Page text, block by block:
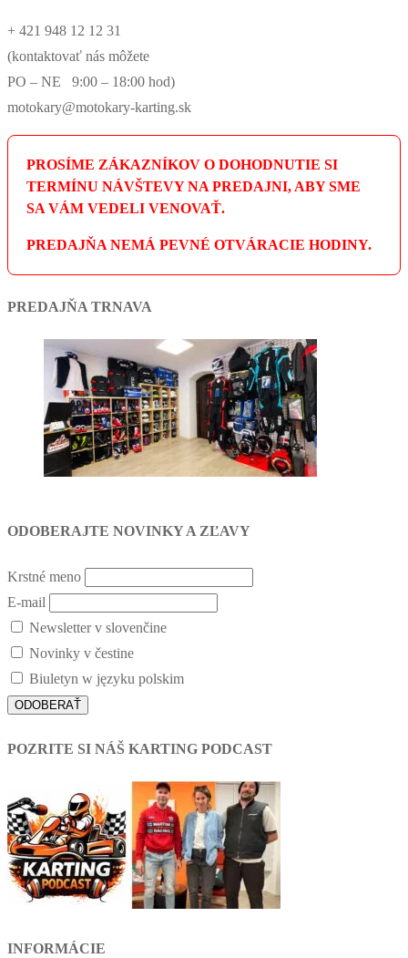
+ 421 948 12 12 31
(kontaktovať nás môžete
PO – NE 9:00 – 18:00 hod)
motokary@motokary-karting.sk
PROSÍME ZÁKAZNÍKOV O DOHODNUTIE SI
TERMÍNU NÁVŠTEVY NA PREDAJNI, ABY SME
SA VÁM VEDELI VENOVAŤ.
PREDAJŇA NEMÁ PEVNÉ OTVÁRACIE HODINY.
PREDAJŇA TRNAVA
ODOBERAJTE NOVINKY A ZĽAVY
Krstné meno
E-mail
Newsletter v slovenčine
Novinky v čestine
Biuletyn w języku polskim
POZRITE SI NÁŠ KARTING PODCAST
INFORMÁCIE